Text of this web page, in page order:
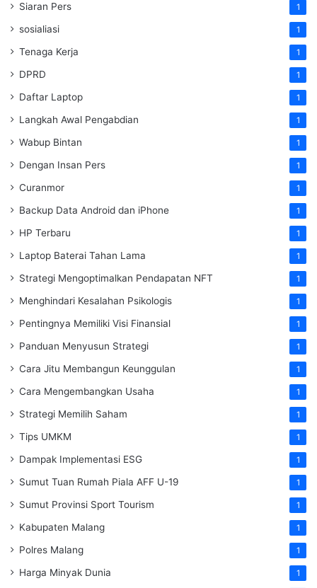
Siaran Pers 1
sosialiasi 1
Tenaga Kerja 1
DPRD 1
Daftar Laptop 1
Langkah Awal Pengabdian 1
Wabup Bintan 1
Dengan Insan Pers 1
Curanmor 1
Backup Data Android dan iPhone 1
HP Terbaru 1
Laptop Baterai Tahan Lama 1
Strategi Mengoptimalkan Pendapatan NFT 1
Menghindari Kesalahan Psikologis 1
Pentingnya Memiliki Visi Finansial 1
Panduan Menyusun Strategi 1
Cara Jitu Membangun Keunggulan 1
Cara Mengembangkan Usaha 1
Strategi Memilih Saham 1
Tips UMKM 1
Dampak Implementasi ESG 1
Sumut Tuan Rumah Piala AFF U-19 1
Sumut Provinsi Sport Tourism 1
Kabupaten Malang 1
Polres Malang 1
Harga Minyak Dunia 1